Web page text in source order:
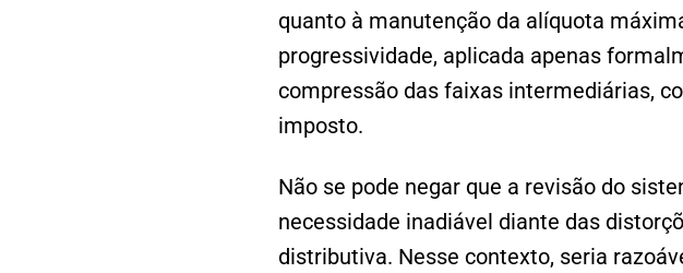
quanto à manutenção da alíquota
progressividade, aplicada apenas
compressão das faixas intermediárias,
imposto.
Não se pode negar que a revisão do
necessidade inadiável diante das
distributiva. Nesse contexto, seria